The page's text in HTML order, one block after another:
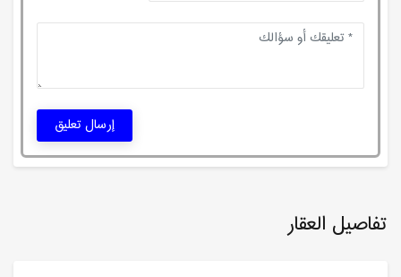
تفاصيل العقار
إرسال تعليق